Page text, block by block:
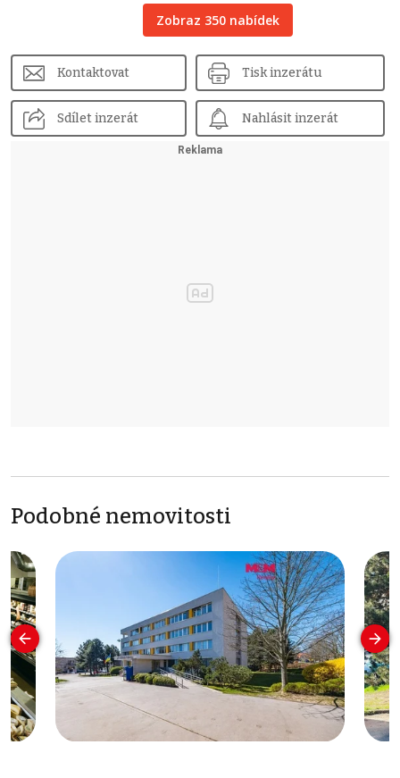
Zobraz 350 nabídek
Kontaktovat Tisk inzerátu
Sdílet inzerát Nahlásit inzerát
Podobné nemovitosti